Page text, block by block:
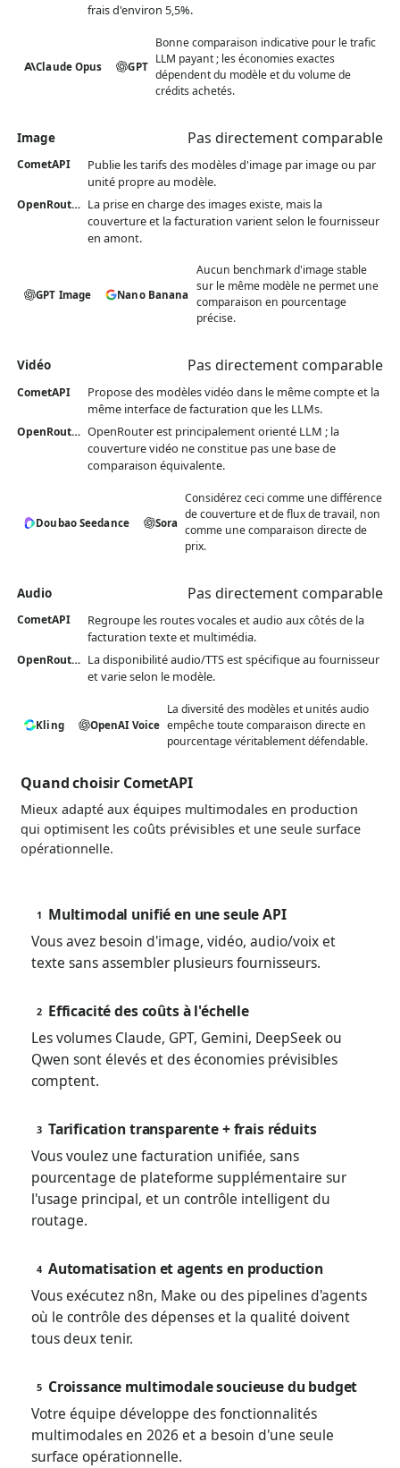
frais d'environ 5,5%.
Claude Opus GPT
Bonne comparaison indicative pour le trafic
LLM payant ; les économies exactes
dépendent du modèle et du volume de
crédits achetés.
Image Pas directement comparable
CometAPI
Publie les tarifs des modèles d'image par image ou par
unité propre au modèle.
OpenRouter La prise en charge des images existe, mais la
couverture et la facturation varient selon le fournisseur
en amont.
GPT Image Nano Banana
Aucun benchmark d'image stable
sur le même modèle ne permet une
comparaison en pourcentage
précise.
Vidéo Pas directement comparable
CometAPI
Propose des modèles vidéo dans le même compte et la
même interface de facturation que les LLMs.
OpenRouter OpenRouter est principalement orienté LLM ; la
couverture vidéo ne constitue pas une base de
comparaison équivalente.
Doubao Seedance Sora
Considérez ceci comme une différence
de couverture et de flux de travail, non
comme une comparaison directe de
prix.
Audio Pas directement comparable
CometAPI
Regroupe les routes vocales et audio aux côtés de la
facturation texte et multimédia.
OpenRouter La disponibilité audio/TTS est spécifique au fournisseur
et varie selon le modèle.
Kling OpenAI Voice
La diversité des modèles et unités audio
empêche toute comparaison directe en
pourcentage véritablement défendable.
Quand choisir CometAPI
Mieux adapté aux équipes multimodales en production
qui optimisent les coûts prévisibles et une seule surface
opérationnelle.
1 Multimodal unifié en une seule API
Vous avez besoin d'image, vidéo, audio/voix et
texte sans assembler plusieurs fournisseurs.
2 Efficacité des coûts à l'échelle
Les volumes Claude, GPT, Gemini, DeepSeek ou
Qwen sont élevés et des économies prévisibles
comptent.
3 Tarification transparente + frais réduits
Vous voulez une facturation unifiée, sans
pourcentage de plateforme supplémentaire sur
l'usage principal, et un contrôle intelligent du
routage.
4 Automatisation et agents en production
Vous exécutez n8n, Make ou des pipelines d'agents
où le contrôle des dépenses et la qualité doivent
tous deux tenir.
5 Croissance multimodale soucieuse du budget
Votre équipe développe des fonctionnalités
multimodales en 2026 et a besoin d'une seule
surface opérationnelle.